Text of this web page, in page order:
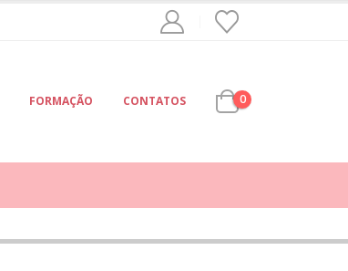
FORMAÇÃO CONTATOS 0